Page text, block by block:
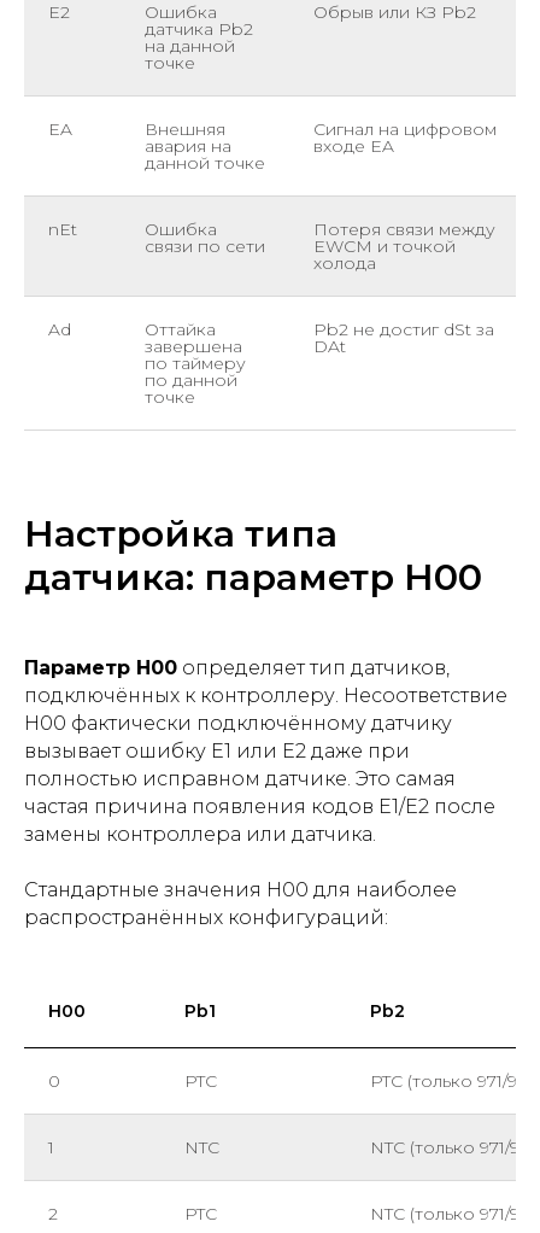
E2 Ошибка
датчика Pb2
на данной
точке
Обрыв или КЗ Pb2
EA Внешняя
авария на
данной точке
Сигнал на цифровом
входе EA
nEt Ошибка
связи по сети
Потеря связи между
EWCM и точкой
холода
Ad Оттайка
завершена
по таймеру
по данной
точке
Pb2 не достиг dSt за
DAt
Настройка типа
датчика: параметр H00
Параметр H00 определяет тип датчиков,
подключённых к контроллеру. Несоответствие
H00 фактически подключённому датчику
вызывает ошибку E1 или E2 даже при
полностью исправном датчике. Это самая
частая причина появления кодов E1/E2 после
замены контроллера или датчика.
Стандартные значения H00 для наиболее
распространённых конфигураций:
H00 Pb1 Pb2
0 PTC PTC (только 971/974)
1 NTC NTC (только 971/
2 PTC NTC (только 971/